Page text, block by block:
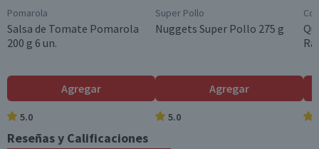
Grasas trans (g)
Colesterol (mg)
Hidratos de Carbon
o disponibles (g)
0,5 0,5
Azúcares totales
(g)
Pomarola
Salsa de Tomate Pomarola
200 g 6 un.
Agregar
5.0
Super Pollo
Nuggets Super Pollo 275 g
Agregar
5.0
Reseñas y Calificaciones